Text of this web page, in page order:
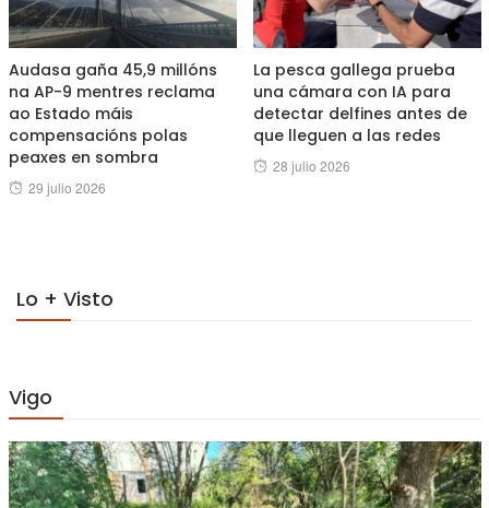
Audasa gaña 45,9 millóns
na AP-9 mentres reclama
ao Estado máis
compensacións polas
peaxes en sombra
Posted
29 julio 2026
La pesca gallega prueba
una cámara con IA para
detectar delfines antes de
que lleguen a las redes
Posted
28 julio 2026
Lo + Visto
Vigo